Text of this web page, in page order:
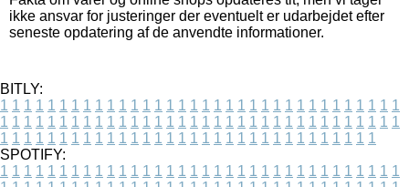
ikke ansvar for justeringer der eventuelt er udarbejdet efter
seneste opdatering af de anvendte informationer.
BITLY:
1 1 1 1 1 1 1 1 1 1 1 1 1 1 1 1 1 1 1 1 1 1 1 1 1 1 1 1 1 1 1 1 1 1
1 1 1 1 1 1 1 1 1 1 1 1 1 1 1 1 1 1 1 1 1 1 1 1 1 1 1 1 1 1 1 1 1 1
1 1 1 1 1 1 1 1 1 1 1 1 1 1 1 1 1 1 1 1 1 1 1 1 1 1 1 1 1 1 1 1
SPOTIFY:
1 1 1 1 1 1 1 1 1 1 1 1 1 1 1 1 1 1 1 1 1 1 1 1 1 1 1 1 1 1 1 1 1 1